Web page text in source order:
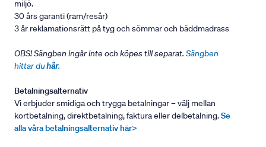
miljö.
30 års garanti (ram/resår)
3 år reklamationsrätt på tyg och sömmar och bäddmadrass
OBS! Sängben ingår inte och köpes till separat. Sängben
hittar duhär.
Betalningsalternativ
Vi erbjuder smidiga och trygga betalningar – välj mellan
kortbetalning, direktbetalning, faktura eller delbetalning.Se
alla våra betalningsalternativ här>